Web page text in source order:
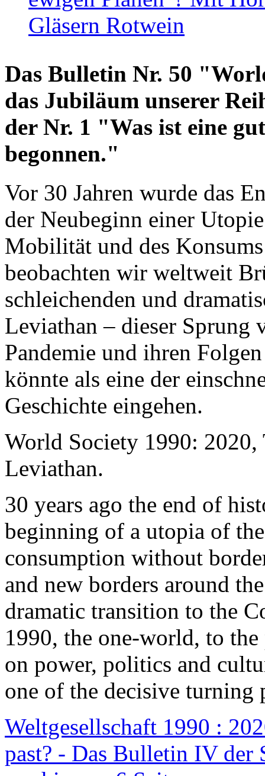
Gläsern Rotwein
Das Bulletin Nr. 50
das Jubiläum unserer
der Nr. 1 "Was ist eine
begonnen."
Vor 30 Jahren wurde das
der Neubeginn einer
Mobilität und des
beobachten wir weltweit
schleichenden und
Leviathan – dieser Sprung
Pandemie und ihren
könnte als eine der
Geschichte eingehen.
World Society 1990: 2020,
Leviathan.
30 years ago the end of
beginning of a utopia of
consumption without
and new borders around
dramatic transition to the
1990, the one-world, to the
on power, politics and
one of the decisive turning
Weltgesellschaft 1990 :
past? - Das Bulletin IV der